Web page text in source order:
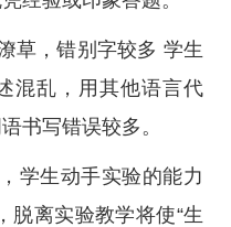
草，错别字较多 学生
混乱，用其他语言代
书写错误较多。
学生动手实验的能力
脱离实验教学将使“生